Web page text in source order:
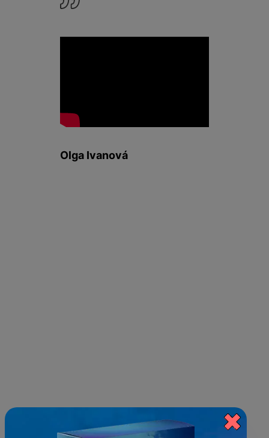
Olga Ivanová